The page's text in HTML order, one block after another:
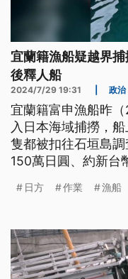
宜蘭籍漁船疑越界
後釋人船
2024/7/29 19:31 政治
宜蘭籍富申漁船昨
入日本海域捕撈，
隻都被扣往石垣島
150萬日圓、約新台
會表示，透過民間
作業，等船長返台
日方 作業 漁船